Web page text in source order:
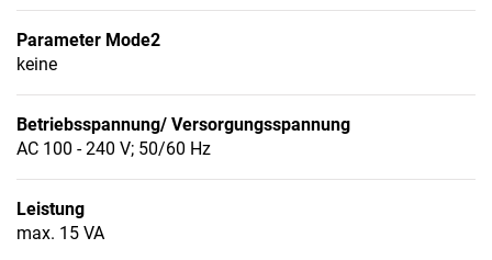
Parameter Mode2
keine
Betriebsspannung/ Versorgungsspannung
AC 100 - 240 V; 50/60 Hz
Leistung
max. 15 VA